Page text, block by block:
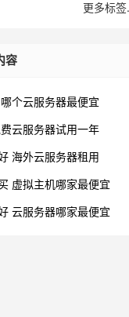
更多标签
容
哪个云服务器最便宜
云服务器试用一年
海外云服务器租用
虚拟主机哪家最便宜
云服务器哪家最便宜